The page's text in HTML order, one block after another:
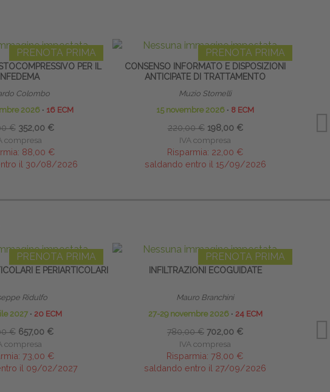
PRENOTA PRIMA
PER IL
Colombo
2026 ∙ 16 ECM
€ 352,00 €
compresa
88,00 €
il 30/08/2026
PRENOTA PRIMA
CONSENSO INFORMATO E DISPOSIZIONI
ANTICIPATE DI TRATTAMENTO
Muzio Stornelli
15 novembre 2026 ∙ 8 ECM
220,00 € 198,00 €
IVA compresa
Risparmia: 22,00 €
saldando entro il 15/09/2026
PRENOTA PRIMA
E PERIARTICOLARI
Ridulfo
2027 ∙ 20 ECM
€ 657,00 €
compresa
73,00 €
il 09/02/2027
PRENOTA PRIMA
INFILTRAZIONI ECOGUIDATE
Mauro Branchini
27-29 novembre 2026 ∙ 24 ECM
780,00 € 702,00 €
IVA compresa
Risparmia: 78,00 €
saldando entro il 27/09/2026